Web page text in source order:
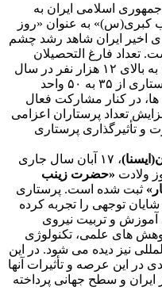
جمهوری اسلامی ایران به
کبری(س)» به عنوان «روز
اخیر ایران شاهد رشد چشم
تعداد فارغ التحصیلان
پرستاری از ۴ هزار نفر در سال ۱۳۹۰ به بالای ۱۲ هزار نفر در سال
۱۴۰۳ رسیده و تعداد دانشکده های پرستاری از ۳۵ به ۵۰ واحد
در کنار مشارکت فعال
تعداد پرستاران اعزامی
و تأثیرگذاری پرستاری
، ۱۷ آبان سال جاری
ولادت «حضرت زینب
ثبت شده است. پرستاری
توجهی را تجربه کرده
و تربیت نیروی
های علمی، تکنولوژی
نیز دیده می شود. در این
این عرصه و تأثیرات آنها
ایران و سطح جهانی پرداخته